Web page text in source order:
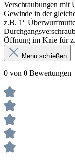
Verschraubungen mit
Gewinde in der
z.B. 1“
Öffnung im Knie für
Menü schließen
0 von 0 Bewertungen